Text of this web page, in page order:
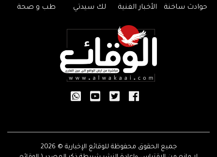
حوادث ساخنة الأخبار الفنية لك سيدتي طب و صحة
جميع الحقوق محفوظة للوقائع الإخبارية © 2026